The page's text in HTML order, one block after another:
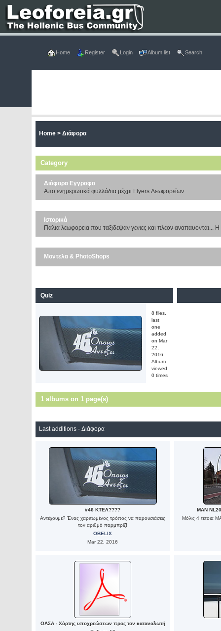
Home Register Login Album list Search
Home> Διάφορα
Category
Διάφορα Εγγραφα
Απο ενημερωτικά φυλλάδια μέχρι Flyers Λεωφορείων
Ιστορικά
Παλια λεωφορεια που ταξιδεψαν γενιες και πλεον αναπαυονται... Η
Μοντελα & PhotoShops
Quiz
8 files,
last
one
added
on Mar
22,
2016
Album
viewed
0 times
1 albums on 1 page(s)
Last additions - Διάφορα
#46 ΚΤΕΛ????
Αντέχουμε? Ένας χαριτωμένος τρόπος να παρουσιάσεις
τον αριθμό παρμπρίζ!
OBELIX
Mar 22, 2016
MAN
Μόλις 4 τέτοια
ΟΑΣΑ - Χάρτης υποχρεώσεων προς τον καταναλωτή